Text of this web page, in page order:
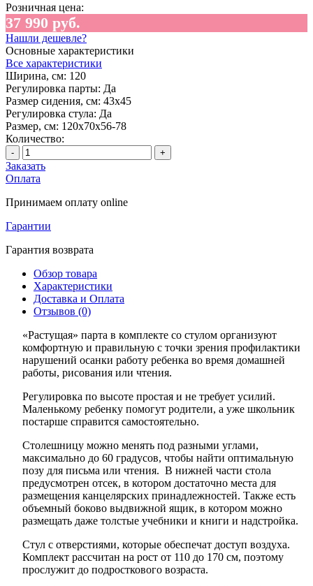
Розничная цена:
37 990 руб.
Нашли дешевле?
Основные характеристики
Все характеристики
Ширина, см: 120
Регулировка парты: Да
Размер сидения, см: 43х45
Регулировка стула: Да
Размер, см: 120х70х56-78
Количество:
- +
Заказать
Оплата
Принимаем оплату online
Гарантии
Гарантия возврата
Обзор товара
Характеристики
Доставка и Оплата
Отзывов (0)
«Растущая» парта в комплекте со стулом организуют
комфортную и правильную с точки зрения профилактики
нарушений осанки работу ребенка во время домашней
работы, рисования или чтения.
Регулировка по высоте простая и не требует усилий.
Маленькому ребенку помогут родители, а уже школьник
постарше справится самостоятельно.
Столешницу можно менять под разными углами,
максимально до 60 градусов, чтобы найти оптимальную
позу для письма или чтения. В нижней части стола
предусмотрен отсек, в котором достаточно места для
размещения канцелярских принадлежностей. Также есть
объемный боково выдвижной ящик, в котором можно
размещать даже толстые учебники и книги и надстройка.
Стул с отверстиями, которые обеспечат доступ воздуха.
Комплект рассчитан на рост от 110 до 170 см, поэтому
прослужит до подросткового возраста.